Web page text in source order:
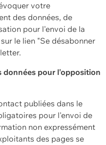
votre
des données, de
pour l'envoi de la
le lien "Se désabonner
données pour l'opposition
publiées dans le
pour l'envoi de
non expressément
des pages se